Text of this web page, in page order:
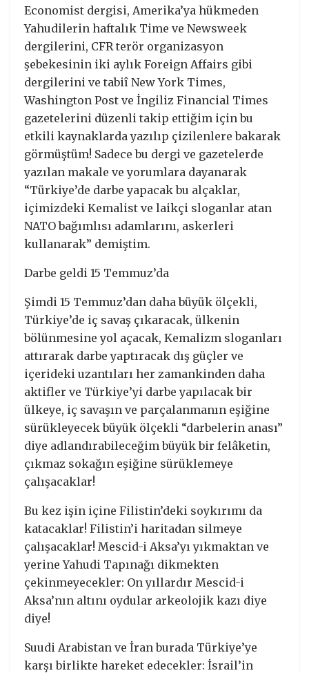
Economist dergisi, Amerika’ya hükmeden
Yahudilerin haftalık Time ve Newsweek
dergilerini, CFR terör organizasyon
şebekesinin iki aylık Foreign Affairs gibi
dergilerini ve tabiî New York Times,
Washington Post ve İngiliz Financial Times
gazetelerini düzenli takip ettiğim için bu
etkili kaynaklarda yazılıp çizilenlere bakarak
görmüştüm! Sadece bu dergi ve gazetelerde
yazılan makale ve yorumlara dayanarak
“Türkiye’de darbe yapacak bu alçaklar,
içimizdeki Kemalist ve laikçi sloganlar atan
NATO bağımlısı adamlarını, askerleri
kullanarak” demiştim.
Darbe geldi 15 Temmuz’da
Şimdi 15 Temmuz’dan daha büyük ölçekli,
Türkiye’de iç savaş çıkaracak, ülkenin
bölünmesine yol açacak, Kemalizm sloganları
attırarak darbe yaptıracak dış güçler ve
içerideki uzantıları her zamankinden daha
aktifler ve Türkiye’yi darbe yapılacak bir
ülkeye, iç savaşın ve parçalanmanın eşiğine
sürükleyecek büyük ölçekli “darbelerin anası”
diye adlandırabileceğim büyük bir felâketin,
çıkmaz sokağın eşiğine sürüklemeye
çalışacaklar!
Bu kez işin içine Filistin’deki soykırımı da
katacaklar! Filistin’i haritadan silmeye
çalışacaklar! Mescid-i Aksa’yı yıkmaktan ve
yerine Yahudi Tapınağı dikmekten
çekinmeyecekler: On yıllardır Mescid-i
Aksa’nın altını oydular arkeolojik kazı diye
diye!
Suudi Arabistan ve İran burada Türkiye’ye
karşı birlikte hareket edecekler: İsrail’in